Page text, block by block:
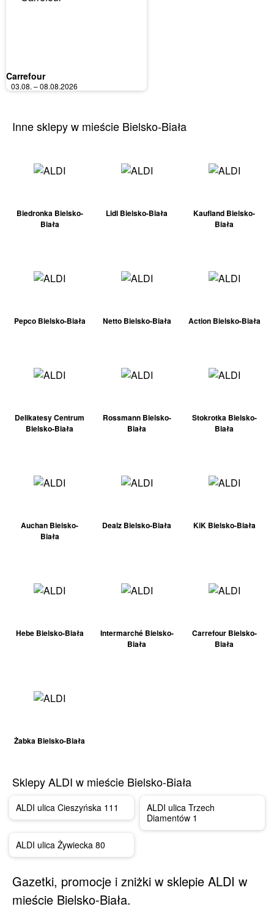
Carrefour
03.08. – 08.08.2026
Inne sklepy w mieście Bielsko-Biała
Biedronka Bielsko-
Biała
Lidl Bielsko-Biała
Kaufland Bielsko-
Biała
Pepco Bielsko-Biała Netto Bielsko-Biała Action Bielsko-Biała
Delikatesy Centrum
Bielsko-Biała
Rossmann Bielsko-
Biała
Stokrotka Bielsko-
Biała
Auchan Bielsko-
Biała
Dealz Bielsko-Biała KiK Bielsko-Biała
Hebe Bielsko-Biała
Intermarché Bielsko-
Biała
Carrefour Bielsko-
Biała
Żabka Bielsko-Biała
Sklepy ALDI w mieście Bielsko-Biała
ALDI ulica Cieszyńska 111
ALDI ulica Trzech
Diamentów 1
ALDI ulica Żywiecka 80
Gazetki, promocje i zniżki w sklepie ALDI w
mieście Bielsko-Biała.